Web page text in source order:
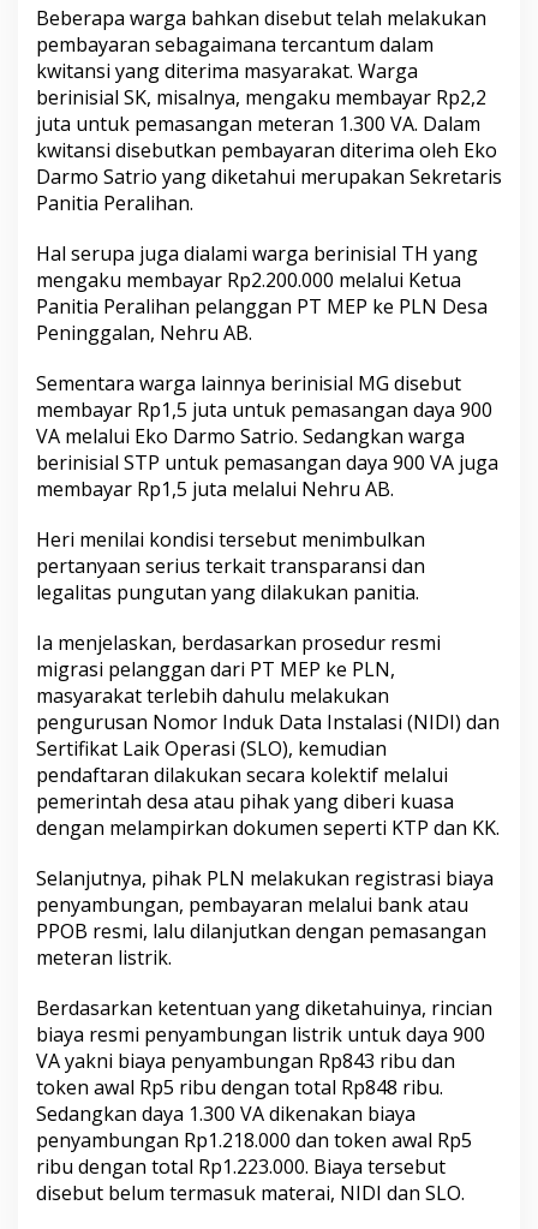
m
i
n
t
a
B
a
y
d
a
r
i
R
1
,
5
J
u
t
i
n
g
a
R
p
2
,
2
u
t
a
Beberapa warga bahkan disebut telah melakukan
pembayaran sebagaimana tercantum dalam
kwitansi yang diterima masyarakat. Warga
berinisial SK, misalnya, mengaku membayar Rp2,2
juta untuk pemasangan meteran 1.300 VA. Dalam
kwitansi disebutkan pembayaran diterima oleh Eko
Darmo Satrio yang diketahui merupakan Sekretaris
Panitia Peralihan.
Hal serupa juga dialami warga berinisial TH yang
mengaku membayar Rp2.200.000 melalui Ketua
Panitia Peralihan pelanggan PT MEP ke PLN Desa
Peninggalan, Nehru AB.
Sementara warga lainnya berinisial MG disebut
membayar Rp1,5 juta untuk pemasangan daya 900
VA melalui Eko Darmo Satrio. Sedangkan warga
berinisial STP untuk pemasangan daya 900 VA juga
membayar Rp1,5 juta melalui Nehru AB.
Heri menilai kondisi tersebut menimbulkan
pertanyaan serius terkait transparansi dan
legalitas pungutan yang dilakukan panitia.
Ia menjelaskan, berdasarkan prosedur resmi
migrasi pelanggan dari PT MEP ke PLN,
masyarakat terlebih dahulu melakukan
pengurusan Nomor Induk Data Instalasi (NIDI) dan
Sertifikat Laik Operasi (SLO), kemudian
pendaftaran dilakukan secara kolektif melalui
pemerintah desa atau pihak yang diberi kuasa
dengan melampirkan dokumen seperti KTP dan KK.
Selanjutnya, pihak PLN melakukan registrasi biaya
penyambungan, pembayaran melalui bank atau
PPOB resmi, lalu dilanjutkan dengan pemasangan
meteran listrik.
Berdasarkan ketentuan yang diketahuinya, rincian
biaya resmi penyambungan listrik untuk daya 900
VA yakni biaya penyambungan Rp843 ribu dan
token awal Rp5 ribu dengan total Rp848 ribu.
Sedangkan daya 1.300 VA dikenakan biaya
penyambungan Rp1.218.000 dan token awal Rp5
ribu dengan total Rp1.223.000. Biaya tersebut
disebut belum termasuk materai, NIDI dan SLO.